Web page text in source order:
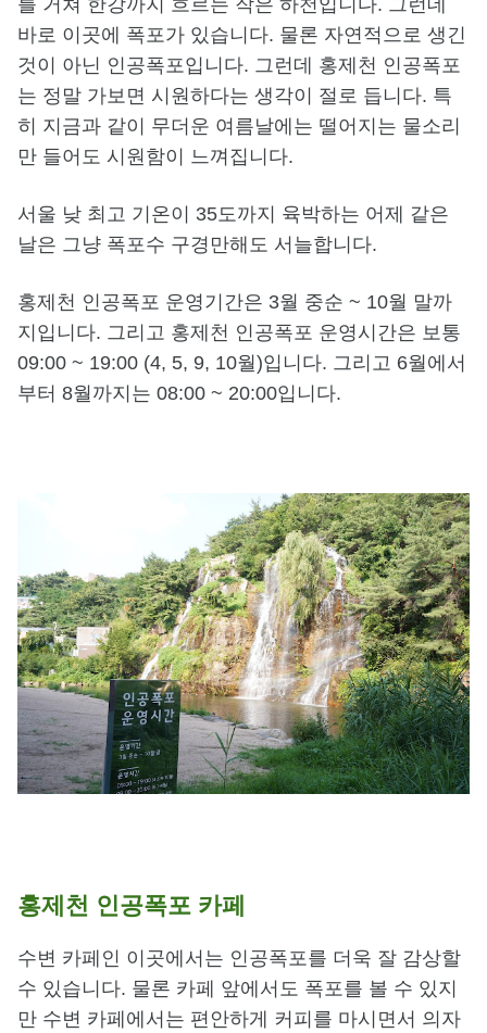
바로 이곳에 폭포가 있습니다. 물론 자연적으로 생긴
것이 아닌 인공폭포입니다. 그런데 홍제천 인공폭포
는 정말 가보면 시원하다는 생각이 절로 듭니다. 특
히 지금과 같이 무더운 여름날에는 떨어지는 물소리
만 들어도 시원함이 느껴집니다.
서울 낮 최고 기온이 35도까지 육박하는 어제 같은
날은 그냥 폭포수 구경만해도 서늘합니다.
홍제천 인공폭포 운영기간은 3월 중순 ~ 10월 말까
지입니다. 그리고 홍제천 인공폭포 운영시간은 보통
09:00 ~ 19:00 (4, 5, 9, 10월)입니다. 그리고 6월에서
부터 8월까지는 08:00 ~ 20:00입니다.
홍제천 인공폭포 카페
수변 카페인 이곳에서는 인공폭포를 더욱 잘 감상할
수 있습니다. 물론 카페 앞에서도 폭포를 볼 수 있지
만 수변 카페에서는 편안하게 커피를 마시면서 의자